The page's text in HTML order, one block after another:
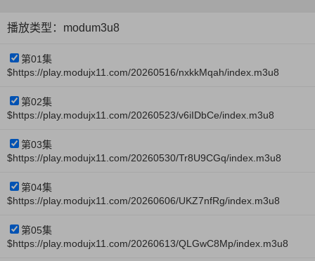
播放类型：modum3u8
第01集
$https://play.modujx11.com/20260516/nxkkMqah/index.m3u8
第02集
$https://play.modujx11.com/20260523/v6iIDbCe/index.m3u8
第03集
$https://play.modujx11.com/20260530/Tr8U9CGq/index.m3u8
第04集
$https://play.modujx11.com/20260606/UKZ7nfRg/index.m3u8
第05集
$https://play.modujx11.com/20260613/QLGwC8Mp/index.m3u8